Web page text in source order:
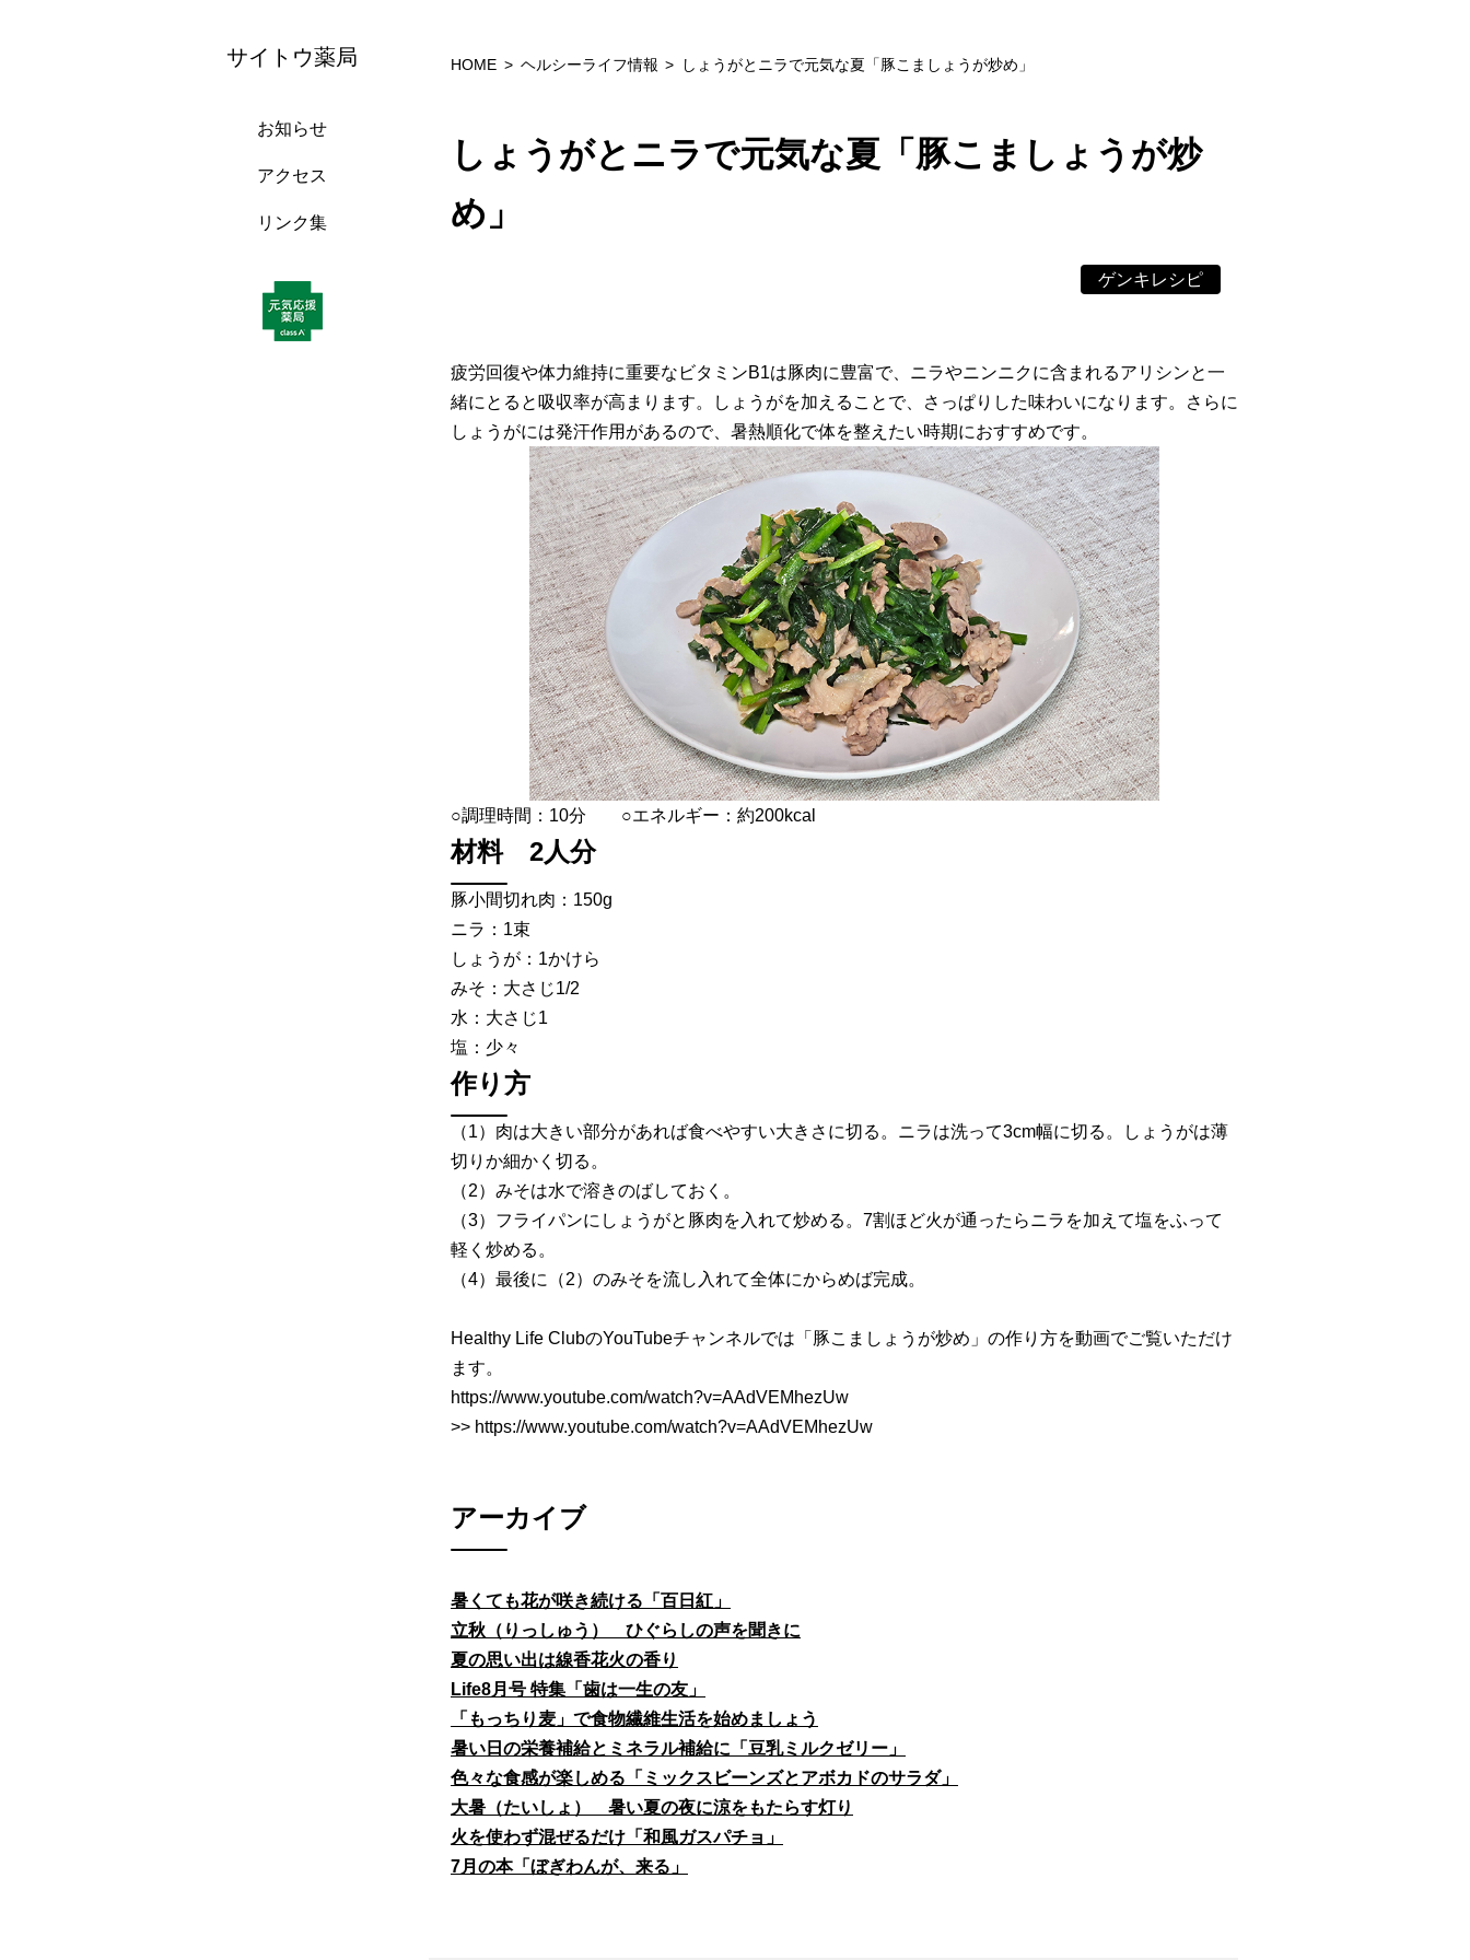
サイトウ薬局
お知らせ
アクセス
リンク集
HOME ヘルシーライフ情報 しょうがとニラで元気な夏「豚こましょうが炒め」
しょうがとニラで元気な夏「豚こましょうが炒
め」
ゲンキレシピ
疲労回復や体力維持に重要なビタミンB1は豚肉に豊富で、ニラやニンニクに含まれるアリシンと一
緒にとると吸収率が高まります。しょうがを加えることで、さっぱりした味わいになります。さらに
しょうがには発汗作用があるので、暑熱順化で体を整えたい時期におすすめです。
○調理時間：10分 ○エネルギー：約200kcal
材料 2人分
豚小間切れ肉：150g
ニラ：1束
しょうが：1かけら
みそ：大さじ1/2
水：大さじ1
塩：少々
作り方
（1）肉は大きい部分があれば食べやすい大きさに切る。ニラは洗って3cm幅に切る。しょうがは薄
切りか細かく切る。
（2）みそは水で溶きのばしておく。
（3）フライパンにしょうがと豚肉を入れて炒める。7割ほど火が通ったらニラを加えて塩をふって
軽く炒める。
（4）最後に（2）のみそを流し入れて全体にからめば完成。
Healthy Life ClubのYouTubeチャンネルでは「豚こましょうが炒め」の作り方を動画でご覧いただけ
ます。
https://www.youtube.com/watch?v=AAdVEMhezUw
>> https://www.youtube.com/watch?v=AAdVEMhezUw
アーカイブ
暑くても花が咲き続ける「百日紅」
立秋（りっしゅう） ひぐらしの声を聞きに
夏の思い出は線香花火の香り
Life8月号 特集「歯は一生の友」
「もっちり麦」で食物繊維生活を始めましょう
暑い日の栄養補給とミネラル補給に「豆乳ミルクゼリー」
色々な食感が楽しめる「ミックスビーンズとアボカドのサラダ」
大暑（たいしょ） 暑い夏の夜に涼をもたらす灯り
火を使わず混ぜるだけ「和風ガスパチョ」
7月の本「ぼぎわんが、来る」